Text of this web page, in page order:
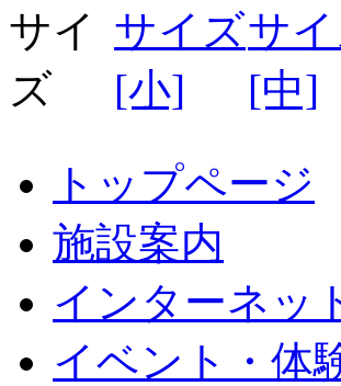
トップページ
施設案内
インターネッ
イベント・体